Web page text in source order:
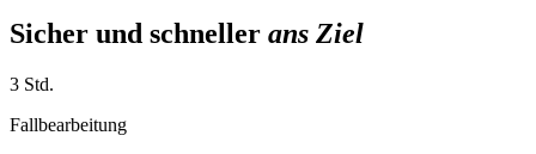
Sicher und schneller ans Ziel
3 Std.
Fallbearbeitung